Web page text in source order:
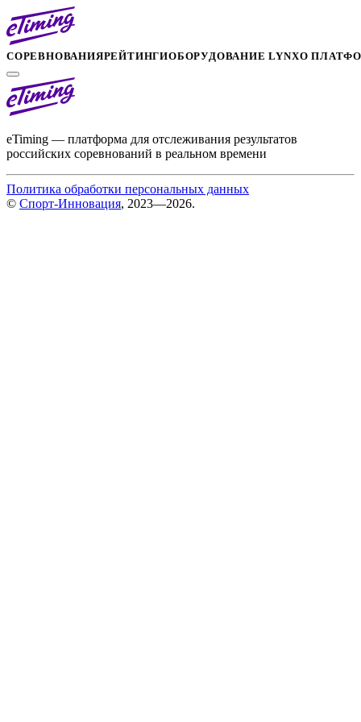
СОРЕВНОВАНИЯРЕЙТИНГИОБОРУДОВАНИЕ LYNXО
eTiming — платформа для отслеживания результатов
российских соревнований в реальном времени
Политика обработки персональных данных
© Спорт-Инновация, 2023—2026.